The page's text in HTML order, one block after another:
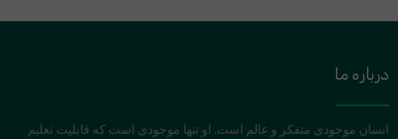
درباره ما
انسان موجودی متفکر و عالم است. او تنها موجودی است که قابلیت تعلیم